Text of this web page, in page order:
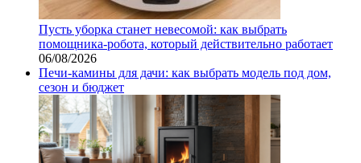
Пусть уборка станет невесомой: как выбрать
помощника‑робота, который действительно работает
06/08/2026
Печи-камины для дачи: как выбрать модель под дом,
сезон и бюджет